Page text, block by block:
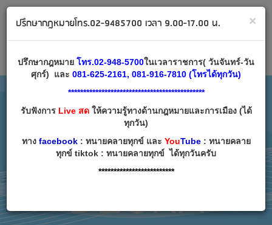
Email:decha007@decha.com
เข้าสู่ระบบ สมัครสมาชิก
×
ปรึกษากฎหมายโทร.02-9485700 เวลา 9.00-17.00 น.
ปรึกษากฎหมาย โทร.02-948-5700ในเวลาราชการ( วันจันทร์-วัน
ศุกร์) และ 081-625-2161, 081-916-7810 (โทรได้ทุกวัน)
*********************************************
รับฟังการLive สดให้ความรู้ทางด้านกฎหมายและการเมือง (ได้
ทุกวัน)
ทาง facebook: ทนายคลายทุกข์ และ YouTube: ทนายคลาย
ทุกข์ tiktok : ทนายคลายทุกข์ ได้ทุกวันครับ
*************************